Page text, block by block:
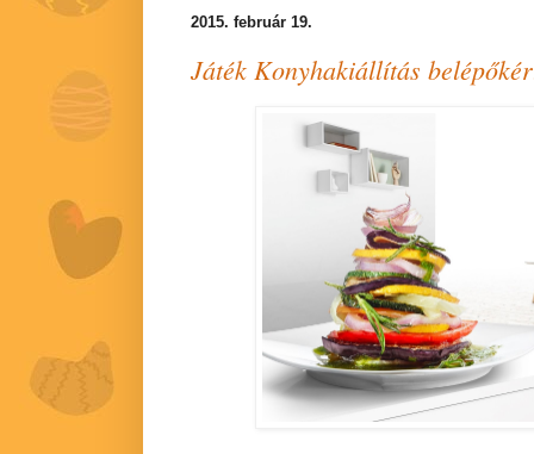
2015. február 19.
Játék Konyhakiállítás